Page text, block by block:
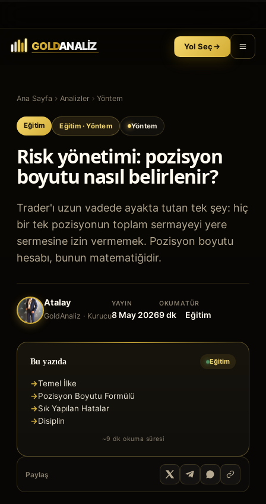
Yol Seç
Ana Sayfa Analizler Yöntem
Eğitim Eğitim· Yöntem Yöntem
Risk yönetimi: pozisyon
boyutu nasıl belirlenir?
Trader'ı uzun vadede ayakta tutan tek şey: hiç
bir tek pozisyonun toplam sermayeyi yere
sermesine izin vermemek. Pozisyon boyutu
hesabı, bunun matematiğidir.
Atalay
GoldAnaliz · Kurucu
YAYIN
8 May 2026
OKUMA
9dk
TÜR
Eğitim
Bu yazıda Eğitim
→Temel İlke
→Pozisyon Boyutu Formülü
→Sık Yapılan Hatalar
→Disiplin
~9 dk okuma süresi
Paylaş